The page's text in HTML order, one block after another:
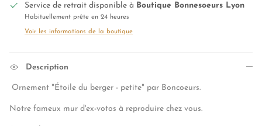
Service de retrait disponible à Boutique Bonnesoeurs Lyon
Habituellement prête en 24 heures
Voir les informations de la boutique
Description
Ornement "Étoile du berger - petite" par Boncoeurs.
Notre fameux mur d'ex-votos à reproduire chez vous.